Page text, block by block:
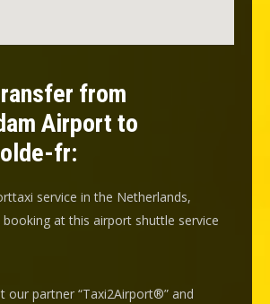
from
Airport to
fr:
service in the Netherlands,
booking at this airport shuttle service
our partner “Taxi2Airport®” and